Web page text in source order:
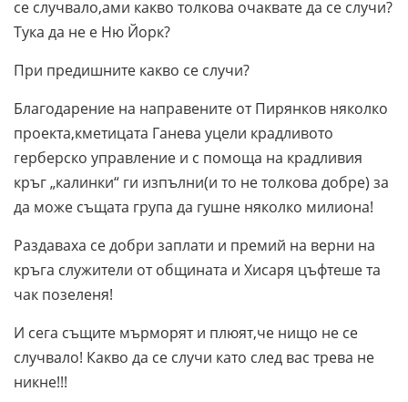
се случвало,ами какво толкова очаквате да се случи?
Тука да не е Ню Йорк?
При предишните какво се случи?
Благодарение на направените от Пирянков няколко
проекта,кметицата Ганева уцели крадливото
герберско управление и с помоща на крадливия
кръг „калинки“ ги изпълни(и то не толкова добре) за
да може същата група да гушне няколко милиона!
Раздаваха се добри заплати и премий на верни на
кръга служители от общината и Хисаря цъфтеше та
чак позеленя!
И сега същите мърморят и плюят,че нищо не се
случвало! Какво да се случи като след вас трева не
никне!!!